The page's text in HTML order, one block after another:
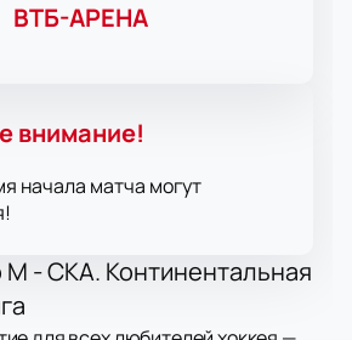
ВТБ-АРЕНА
внимание!
начала матча могут
- СКА. Континентальная